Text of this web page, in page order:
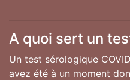
A quoi sert un
Un test sérologique
avez été à un moment